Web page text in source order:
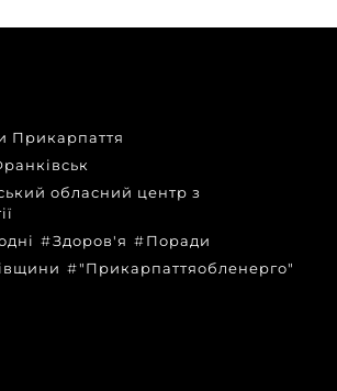
Прикарпаття
обласний центр з
Здоров'я
Поради
"Прикарпаттяобленерго"